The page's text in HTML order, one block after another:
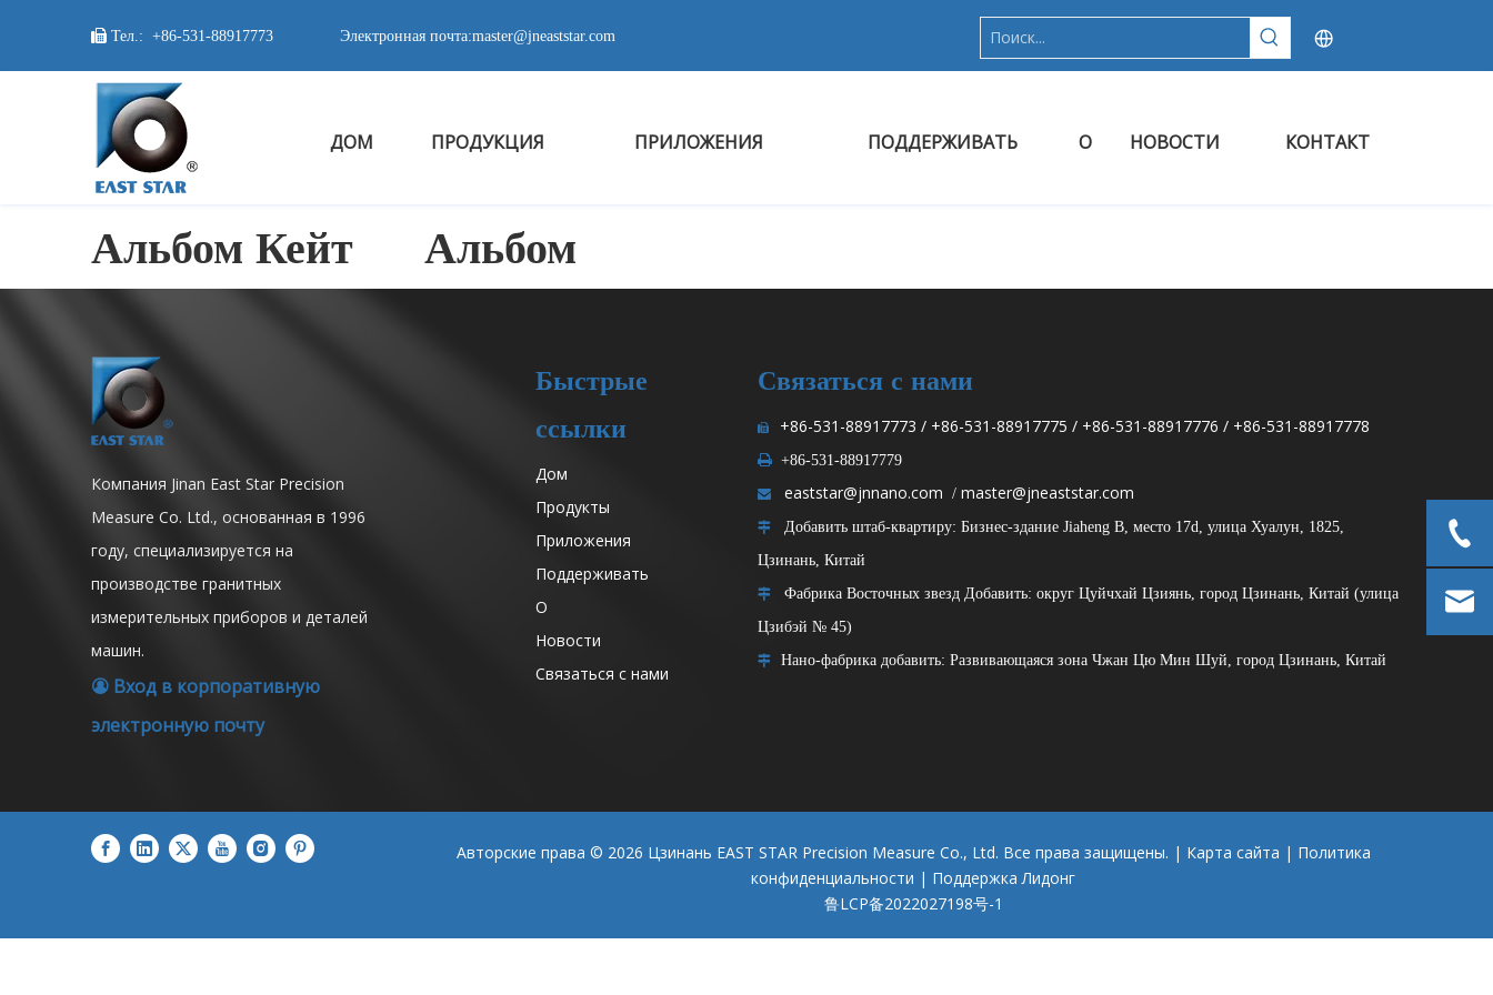
 Тел.: +86-531-88917773 Электронная почта:master@jneaststar.com
ДОМ ПРОДУКЦИЯ ПРИЛОЖЕНИЯ ПОДДЕРЖИВАТЬ О НОВОСТИ КОНТАКТ
Альбом Кейт Альбом
Компания Jinan East Star Precision
Measure Co. Ltd., основанная в 1996
году, специализируется на
производстве гранитных
измерительных приборов и деталей
машин.
 Вход в корпоративную
электронную почту
Быстрые
ссылки
Дом
Продукты
Приложения
Поддерживать
О
Новости
Связаться с нами
Связаться с нами
 +86-531-88917773 / +86-531-88917775 / +86-531-88917776 / +86-531-88917778
 +86-531-88917779
 eaststar@jnnano.com / master@jneaststar.com
 Добавить штаб-квартиру: Бизнес-здание Jiaheng B, место 17d, улица Хуалун, 1825,
Цзинань, Китай
 Фабрика Восточных звезд Добавить: округ Цуйчхай Цзиянь, город Цзинань, Китай (улица
Цзибэй № 45)
 Нано-фабрика добавить: Развивающаяся зона Чжан Цю Мин Шуй, город Цзинань, Китай
Авторские права © 2026 Цзинань EAST STAR Precision Measure Co., Ltd. Все права защищены. | Карта сайта | Политика
конфиденциальности | ПоддержкаЛидонг
鲁LCP备2022027198号-1